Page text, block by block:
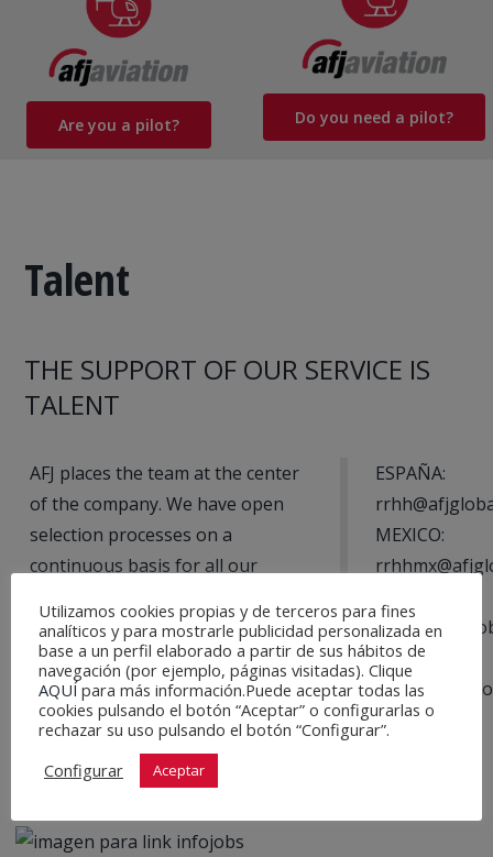
Are you a pilot? Do you need a pilot?
Talent
THE SUPPORT OF OUR SERVICE IS
TALENT
AFJ places the team at the center
of the company. We have open
selection processes on a
continuous basis for all our
informed and access the offers
through the link below
ESPAÑA:
MEXICO:
PORTUGAL:
Utilizamos cookies propias y de terceros para fines
analíticos y para mostrarle publicidad personalizada en
base a un perfil elaborado a partir de sus hábitos de
navegación (por ejemplo, páginas visitadas). Clique
AQUÍpara más información.Puede aceptar todas las
cookies pulsando el botón “Aceptar” o configurarlas o
rechazar su uso pulsando el botón “Configurar”.
Configurar
Aceptar